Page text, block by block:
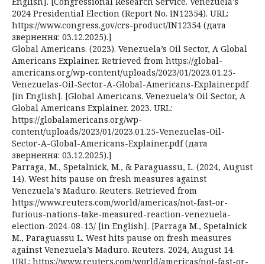
2024 Presidential Election (Report No. IN12354). URL:
https://www.congress.gov/crs-product/IN12354 (дата
звернення: 03.12.2025).]
Global Americans. (2023). Venezuela’s Oil Sector, A Global
Americans Explainer. Retrieved from https://global-
americans.org/wp-content/uploads/2023/01/2023.01.25-
Venezuelas-Oil-Sector-A-Global-Americans-Explainer.pdf
[in English]. [Global Americans. Venezuela’s Oil Sector, A
Global Americans Explainer. 2023. URL:
https://globalamericans.org/wp-
content/uploads/2023/01/2023.01.25-Venezuelas-Oil-
Sector-A-Global-Americans-Explainer.pdf (дата
звернення: 03.12.2025).]
Parraga, M., Spetalnick, M., & Paraguassu, L. (2024, August
14). West hits pause on fresh measures against
Venezuela’s Maduro. Reuters. Retrieved from
https://www.reuters.com/world/americas/not-fast-or-
furious-nations-take-measured-reaction-venezuela-
election-2024-08-13/ [in English]. [Parraga M., Spetalnick
M., Paraguassu L. West hits pause on fresh measures
against Venezuela’s Maduro. Reuters. 2024, August 14.
URL: https://www.reuters.com/world/americas/not-fast-or-